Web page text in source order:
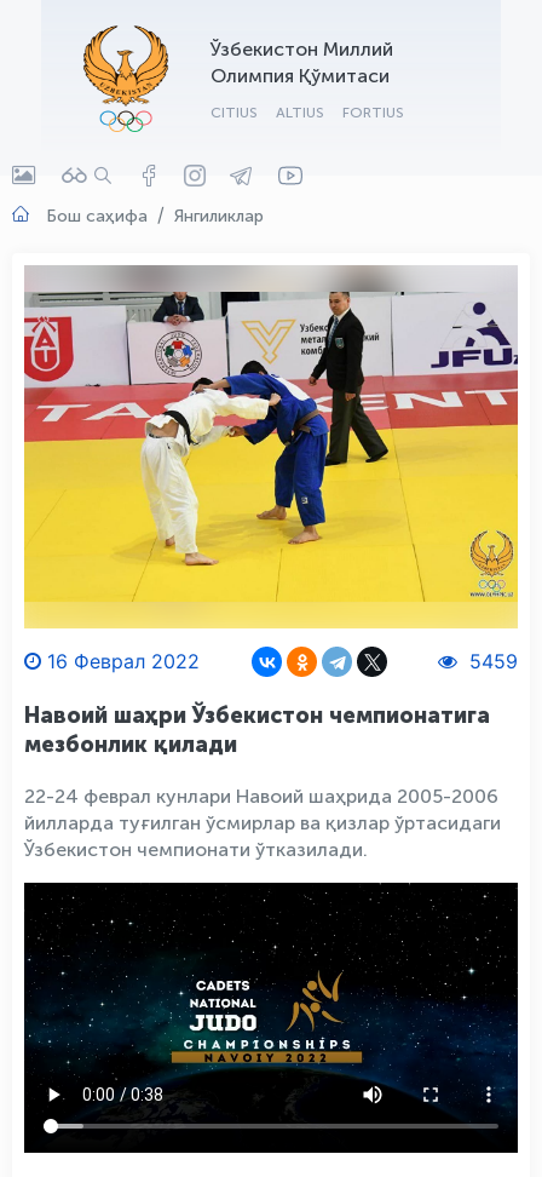
Ўзбекистон Миллий
Олимпия Қўмитаси
CITIUS ALTIUS FORTIUS
Бош саҳифа Янгиликлар
16 Феврал 2022 5459
Навоий шаҳри Ўзбекистон чемпионатига
мезбонлик қилади
22-24 феврал кунлари Навоий шаҳрида 2005-2006
йилларда туғилган ўсмирлар ва қизлар ўртасидаги
Ўзбекистон чемпионати ўтказилади.
OLYMPCHIK AI - yordamchi
Онлайн · olympic.uz